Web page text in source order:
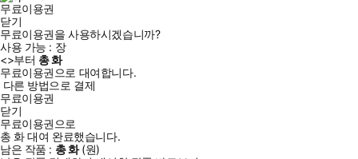
무료이용권
닫기
무료이용권을 사용하시겠습니까?
사용 가능 : 장
<>부터 총화
무료이용권으로 대여합니다.
다른 방법으로 결제
무료이용권
닫기
무료이용권으로
총 화대여 완료했습니다.
남은 작품 : 총화(원)